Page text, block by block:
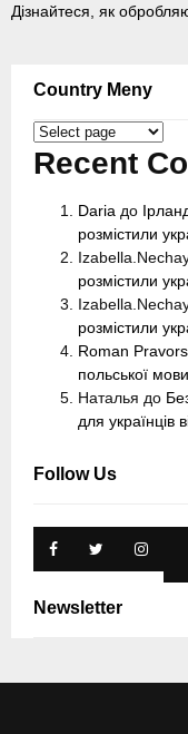
Дізнайтеся, як
Country Meny
Country
Meny
Recent
Daria до
розмістили
розмістили
розмістили
Roman
польської
Наталья до
для українців
Follow Us
Newsletter